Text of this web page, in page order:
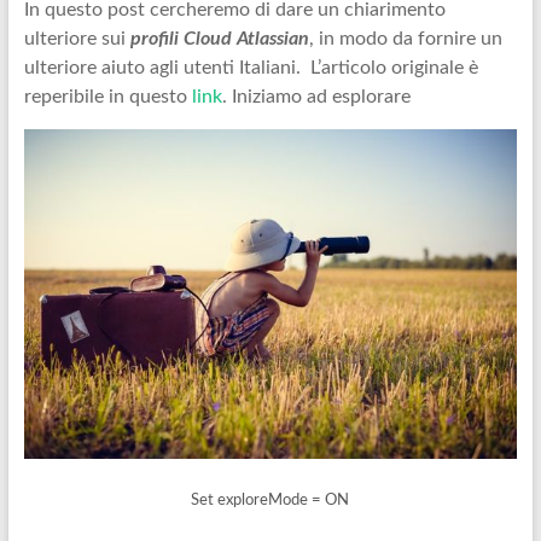
In questo post cercheremo di dare un chiarimento
ulteriore sui profili Cloud Atlassian, in modo da fornire un
ulteriore aiuto agli utenti Italiani. L’articolo originale è
reperibile in questo link. Iniziamo ad esplorare
Set exploreMode = ON